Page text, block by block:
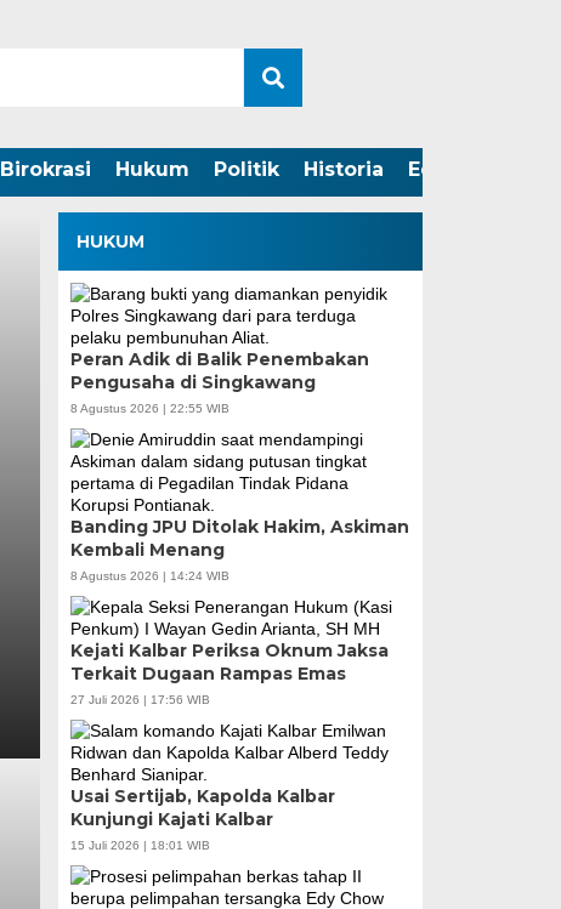
Birokrasi Hukum Politik Historia Edukasi
HUKUM
Peran Adik di Balik Penembakan
Pengusaha di Singkawang
8 Agustus 2026 | 22:55 WIB
Banding JPU Ditolak Hakim, Askiman
Kembali Menang
8 Agustus 2026 | 14:24 WIB
Kejati Kalbar Periksa Oknum Jaksa
Terkait Dugaan Rampas Emas
27 Juli 2026 | 17:56 WIB
Usai Sertijab, Kapolda Kalbar
Kunjungi Kajati Kalbar
15 Juli 2026 | 18:01 WIB